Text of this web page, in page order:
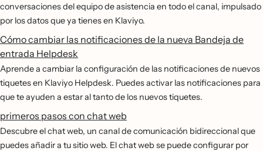
conversaciones del equipo de asistencia en todo el canal, impulsado
por los datos que ya tienes en Klaviyo.
Cómo cambiar las notificaciones de la nueva Bandeja de
entrada Helpdesk
Aprende a cambiar la configuración de las notificaciones de nuevos
tiquetes en Klaviyo Helpdesk. Puedes activar las notificaciones para
que te ayuden a estar al tanto de los nuevos tiquetes.
primeros pasos con chat web
Descubre el chat web, un canal de comunicación bidireccional que
puedes añadir a tu sitio web. El chat web se puede configurar por